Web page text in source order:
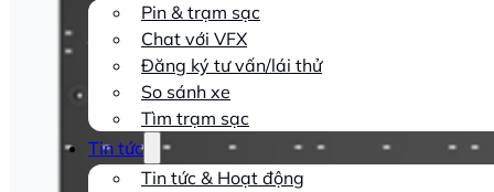
Pin & trạm sạc
Chat với VFX
Đăng ký tư vấn/lái thử
So sánh xe
Tìm trạm sạc
Tin tức
Tin tức & Hoạt động